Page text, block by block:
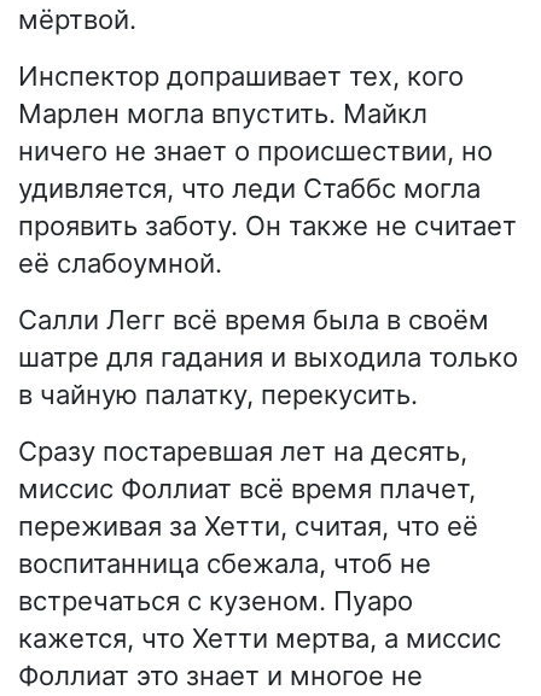
мёртвой.
Инспектор допрашивает тех, кого
Марлен могла впустить. Майкл
ничего не знает о происшествии, но
удивляется, что леди Стаббс могла
проявить заботу. Он также не считает
её слабоумной.
Салли Легг всё время была в своём
шатре для гадания и выходила только
в чайную палатку, перекусить.
Сразу постаревшая лет на десять,
миссис Фоллиат всё время плачет,
переживая за Хетти, считая, что её
воспитанница сбежала, чтоб не
встречаться с кузеном. Пуаро
кажется, что Хетти мертва, а миссис
Фоллиат это знает и многое не